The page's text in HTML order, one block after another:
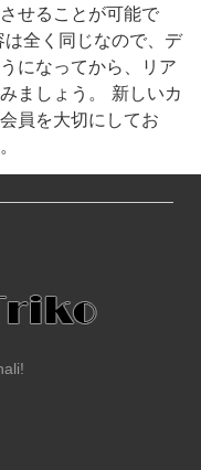
せることが可能で
全く同じなので、デ
になってから、リア
ましょう。 新しいカ
員を大切にしてお